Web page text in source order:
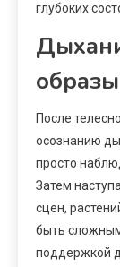
глубоких
образы
После
осознанию
просто
Затем
сцен,
быть
поддержкой